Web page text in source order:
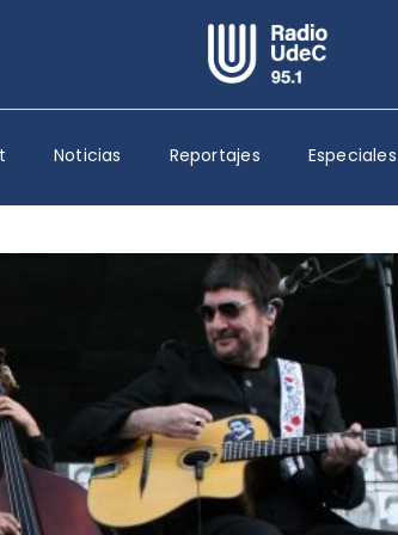
Escuchar Radio UdeC en vivo
Quiénes Somos
Programación
Podcast
Noticias
Reportajes
Columnas
Música Clásica
Especiales
Noticias Reportajes Especiales